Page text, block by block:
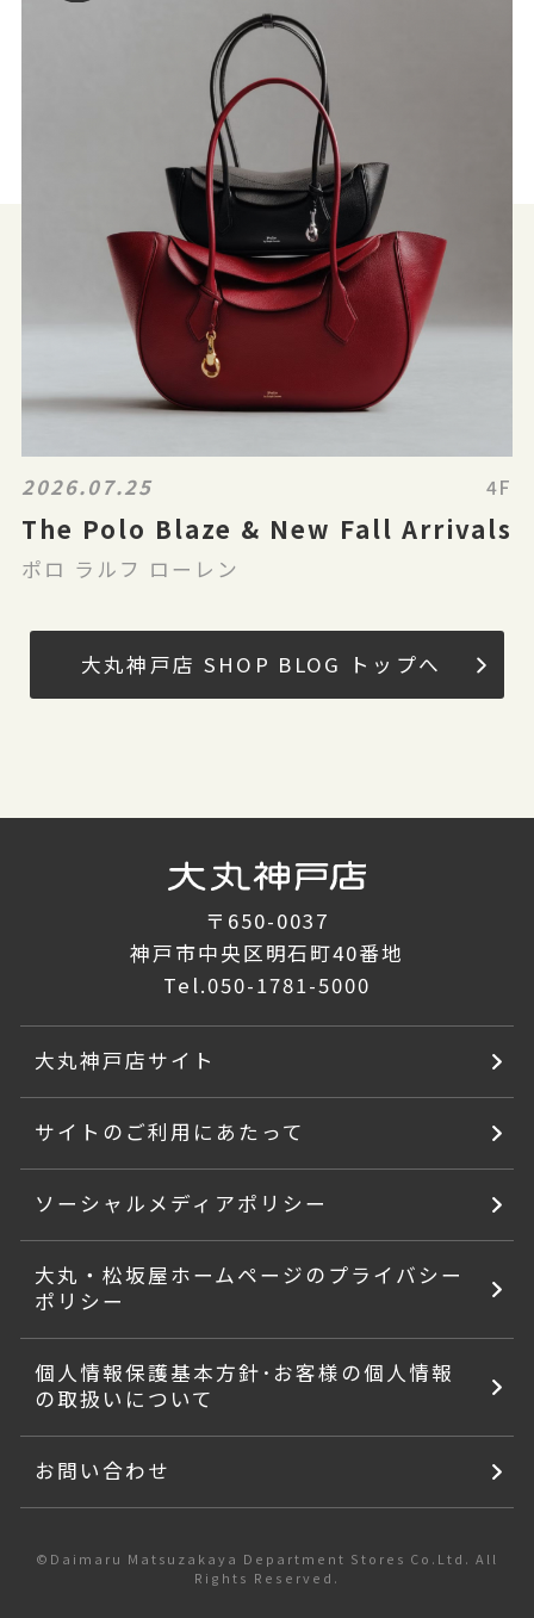
2026.07.25 4F
The Polo Blaze & New Fall Arrivals
ポロ ラルフ ローレン
大丸神戸店 SHOP BLOG トップへ
〒650-0037
神戸市中央区明石町40番地
Tel.050-1781-5000
大丸神戸店サイト
サイトのご利用にあたって
ソーシャルメディアポリシー
大丸・松坂屋ホームページのプライバシー
ポリシー
個人情報保護基本方針･お客様の個人情報
の取扱いについて
お問い合わせ
©Daimaru Matsuzakaya Department Stores Co.Ltd. All
Rights Reserved.